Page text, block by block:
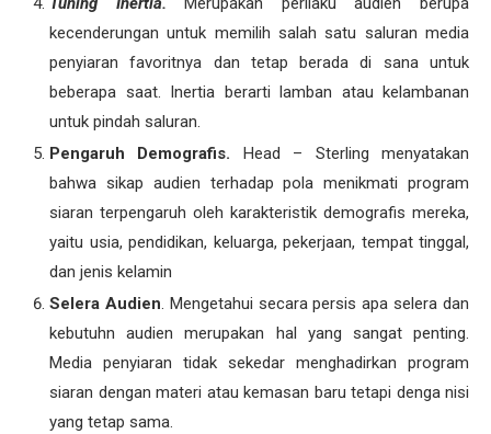
kecenderungan untuk memilih salah satu saluran media
penyiaran favoritnya dan tetap berada di sana untuk
beberapa saat. Inertia berarti lamban atau kelambanan
untuk pindah saluran.
Pengaruh Demografis. Head – Sterling menyatakan
bahwa sikap audien terhadap pola menikmati program
siaran terpengaruh oleh karakteristik demografis mereka,
yaitu usia, pendidikan, keluarga, pekerjaan, tempat tinggal,
dan jenis kelamin
Selera Audien. Mengetahui secara persis apa selera dan
kebutuhn audien merupakan hal yang sangat penting.
Media penyiaran tidak sekedar menghadirkan program
siaran dengan materi atau kemasan baru tetapi denga nisi
yang tetap sama.